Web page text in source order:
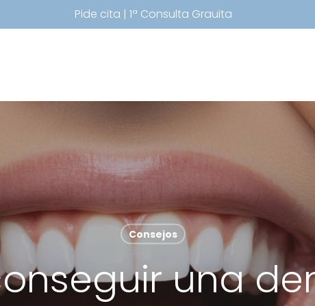
Pide cita | 1ª Consulta Grauita
Consejos
una